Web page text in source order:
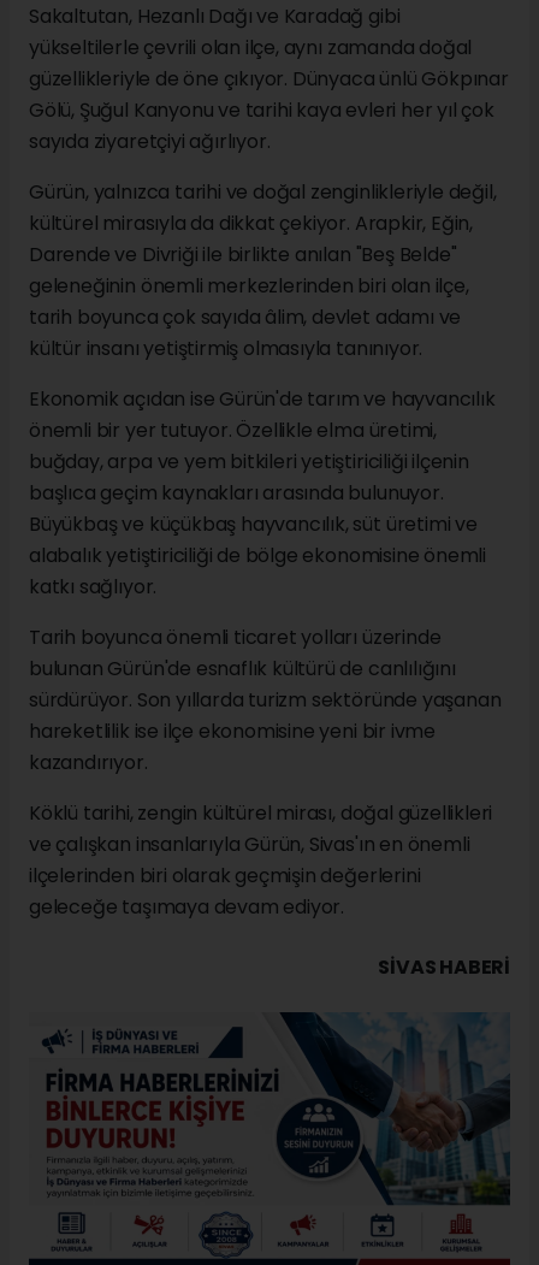
Sakaltutan, Hezanlı Dağı ve Karadağ gibi
yükseltilerle çevrili olan ilçe, aynı zamanda doğal
güzellikleriyle de öne çıkıyor. Dünyaca ünlü Gökpınar
Gölü, Şuğul Kanyonu ve tarihi kaya evleri her yıl çok
sayıda ziyaretçiyi ağırlıyor.
Gürün, yalnızca tarihi ve doğal zenginlikleriyle değil,
kültürel mirasıyla da dikkat çekiyor. Arapkir, Eğin,
Darende ve Divriği ile birlikte anılan "Beş Belde"
geleneğinin önemli merkezlerinden biri olan ilçe,
tarih boyunca çok sayıda âlim, devlet adamı ve
kültür insanı yetiştirmiş olmasıyla tanınıyor.
Ekonomik açıdan ise Gürün'de tarım ve hayvancılık
önemli bir yer tutuyor. Özellikle elma üretimi,
buğday, arpa ve yem bitkileri yetiştiriciliği ilçenin
başlıca geçim kaynakları arasında bulunuyor.
Büyükbaş ve küçükbaş hayvancılık, süt üretimi ve
alabalık yetiştiriciliği de bölge ekonomisine önemli
katkı sağlıyor.
Tarih boyunca önemli ticaret yolları üzerinde
bulunan Gürün'de esnaflık kültürü de canlılığını
sürdürüyor. Son yıllarda turizm sektöründe yaşanan
hareketlilik ise ilçe ekonomisine yeni bir ivme
kazandırıyor.
Köklü tarihi, zengin kültürel mirası, doğal güzellikleri
ve çalışkan insanlarıyla Gürün, Sivas'ın en önemli
ilçelerinden biri olarak geçmişin değerlerini
geleceğe taşımaya devam ediyor.
SIVAS HABERİ